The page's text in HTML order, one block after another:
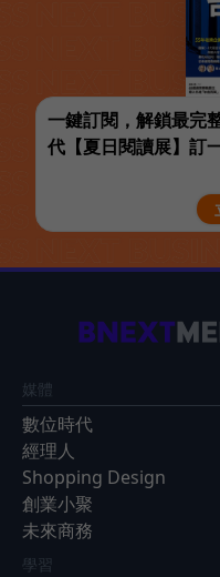
一鍵訂閱，解鎖最完
代【夏日閱讀展】訂
媒體
數位時代
經理人
Shopping Design
創業小聚
未來商務
學習